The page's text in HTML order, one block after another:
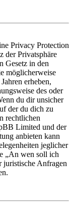
Privacy Protection
der Privatsphäre
Gesetz in den
möglicherweise
erheben,
des oder
du dir unsicher
der du dich zu
rechtlichen
Limited und der
anbieten kann
jeglicher
„An wen soll ich
juristische Anfragen